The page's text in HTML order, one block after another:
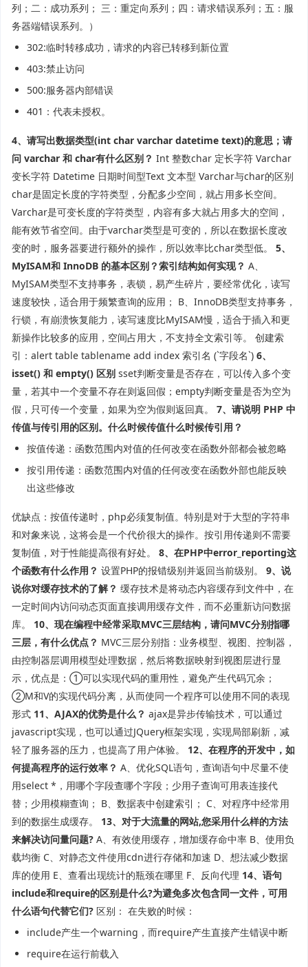
列；二：成功系列； 三：重定向系列；四：请求错误系列；五：服
务器端错误系列。）
302:临时转移成功，请求的内容已转移到新位置
403:禁止访问
500:服务器内部错误
401：代表未授权。
4、请写出数据类型(int char varchar datetime text)的意思；请
问 varchar 和 char有什么区别？ Int 整数char 定长字符 Varchar
变长字符 Datetime 日期时间型Text 文本型 Varchar与char的区别
char是固定长度的字符类型，分配多少空间，就占用多长空间。
Varchar是可变长度的字符类型，内容有多大就占用多大的空间，
能有效节省空间。由于varchar类型是可变的，所以在数据长度改
变的时，服务器要进行额外的操作，所以效率比char类型低。 5、
MyISAM和 InnoDB 的基本区别？索引结构如何实现？ A、
MyISAM类型不支持事务，表锁，易产生碎片，要经常优化，读写
速度较快，适合用于频繁查询的应用； B、InnoDB类型支持事务，
行锁，有崩溃恢复能力，读写速度比MyISAM慢，适合于插入和更
新操作比较多的应用，空间占用大，不支持全文索引等。 创建索
引：alert table tablename add index 索引名 (`字段名`) 6、
isset() 和 empty() 区别 sset判断变量是否存在，可以传入多个变
量，若其中一个变量不存在则返回假；empty判断变量是否为空为
假，只可传一个变量，如果为空为假则返回真。 7、请说明 PHP 中
传值与传引用的区别。什么时候传值什么时候传引用？
按值传递：函数范围内对值的任何改变在函数外部都会被忽略
按引用传递：函数范围内对值的任何改变在函数外部也能反映
出这些修改
优缺点：按值传递时，php必须复制值。特别是对于大型的字符串
和对象来说，这将会是一个代价很大的操作。按引用传递则不需要
复制值，对于性能提高很有好处。 8、在PHP中error_reporting这
个函数有什么作用？ 设置PHP的报错级别并返回当前级别。 9、说
说你对缓存技术的了解？ 缓存技术是将动态内容缓存到文件中，在
一定时间内访问动态页面直接调用缓存文件，而不必重新访问数据
库。 10、现在编程中经常采取MVC三层结构，请问MVC分别指哪
三层，有什么优点？ MVC三层分别指：业务模型、视图、控制器，
由控制器层调用模型处理数据，然后将数据映射到视图层进行显
示，优点是：①可以实现代码的重用性，避免产生代码冗余；
②M和V的实现代码分离，从而使同一个程序可以使用不同的表现
形式 11、AJAX的优势是什么？ ajax是异步传输技术，可以通过
javascript实现，也可以通过JQuery框架实现，实现局部刷新，减
轻了服务器的压力，也提高了用户体验。 12、在程序的开发中，如
何提高程序的运行效率？ A、优化SQL语句，查询语句中尽量不使
用select *，用哪个字段查哪个字段；少用子查询可用表连接代
替；少用模糊查询； B、数据表中创建索引； C、对程序中经常用
到的数据生成缓存。 13、对于大流量的网站,您采用什么样的方法
来解决访问量问题? A、有效使用缓存，增加缓存命中率 B、使用负
载均衡 C、对静态文件使用cdn进行存储和加速 D、想法减少数据
库的使用 E、查看出现统计的瓶颈在哪里 F、反向代理 14、语句
include和require的区别是什么?为避免多次包含同一文件，可用
什么语句代替它们? 区别： 在失败的时候：
include产生一个warning，而require产生直接产生错误中断
require在运行前载入